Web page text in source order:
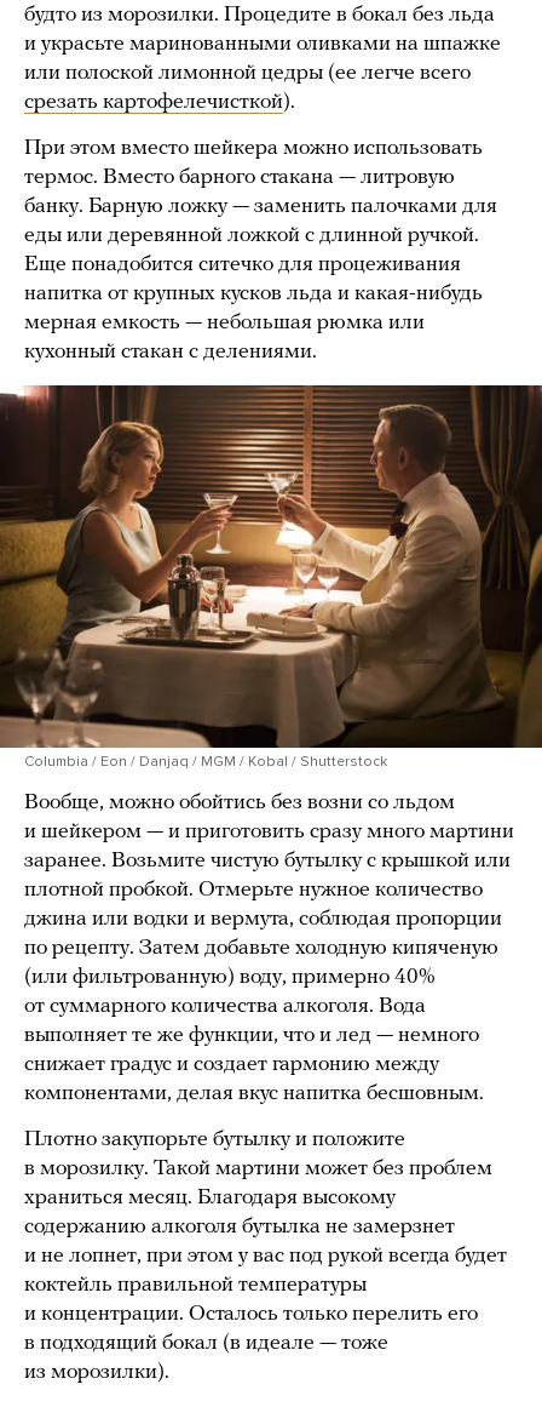
будто из морозилки. Процедите в бокал без льда
и украсьте маринованными оливками на шпажке
или полоской лимонной цедры (ее легче всего
срезать картофелечисткой).
При этом вместо шейкера можно использовать
термос. Вместо барного стакана — литровую
банку. Барную ложку — заменить палочками для
еды или деревянной ложкой с длинной ручкой.
Еще понадобится ситечко для процеживания
напитка от крупных кусков льда и какая-нибудь
мерная емкость — небольшая рюмка или
кухонный стакан с делениями.
Columbia / Eon / Danjaq / MGM / Kobal / Shutterstock
Вообще, можно обойтись без возни со льдом
и шейкером — и приготовить сразу много мартини
заранее. Возьмите чистую бутылку с крышкой или
плотной пробкой. Отмерьте нужное количество
джина или водки и вермута, соблюдая пропорции
по рецепту. Затем добавьте холодную кипяченую
(или фильтрованную) воду, примерно 40%
от суммарного количества алкоголя. Вода
выполняет те же функции, что и лед — немного
снижает градус и создает гармонию между
компонентами, делая вкус напитка бесшовным.
Плотно закупорьте бутылку и положите
в морозилку. Такой мартини может без проблем
храниться месяц. Благодаря высокому
содержанию алкоголя бутылка не замерзнет
и не лопнет, при этом у вас под рукой всегда будет
коктейль правильной температуры
и концентрации. Осталось только перелить его
в подходящий бокал (в идеале — тоже
из морозилки).